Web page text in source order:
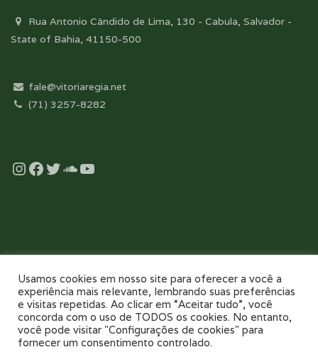
Rua Antonio Cândido de Lima, 130 - Cabula, Salvador -
State of Bahia, 41150-500
fale@vitoriaregia.net
(71) 3257-8282
Instagram
Facebook
Twitter
Soundcloud
YouTube
Desenvolvido com essência pela:
Usamos cookies em nosso site para oferecer a você a
experiência mais relevante, lembrando suas preferências
e visitas repetidas. Ao clicar em “Aceitar tudo”, você
concorda com o uso de TODOS os cookies. No entanto,
você pode visitar "Configurações de cookies" para
fornecer um consentimento controlado.